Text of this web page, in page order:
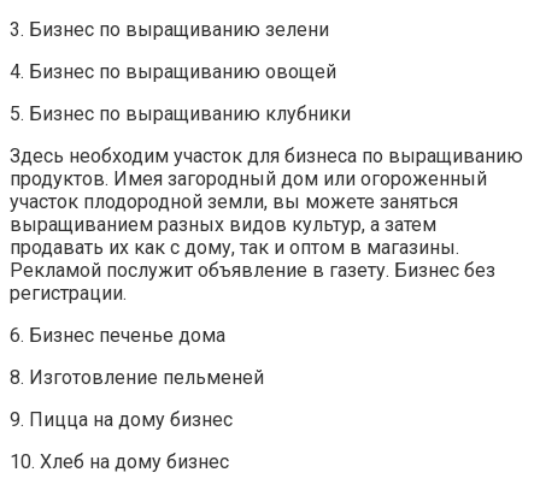
3. Бизнес по выращиванию зелени
4. Бизнес по выращиванию овощей
5. Бизнес по выращиванию клубники
Здесь необходим участок для бизнеса по выращиванию
продуктов. Имея загородный дом или огороженный
участок плодородной земли, вы можете заняться
выращиванием разных видов культур, а затем
продавать их как с дому, так и оптом в магазины.
Рекламой послужит объявление в газету. Бизнес без
регистрации.
6. Бизнес печенье дома
8. Изготовление пельменей
9. Пицца на дому бизнес
10. Хлеб на дому бизнес